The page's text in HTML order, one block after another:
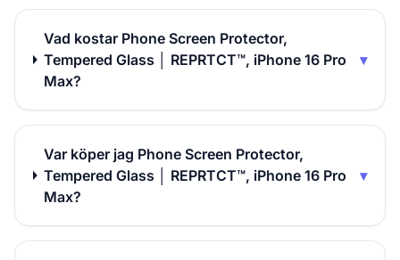
Vad kostar Phone Screen Protector,
Tempered Glass │ REPRTCT™, iPhone 16 Pro
Max?
▾
Var köper jag Phone Screen Protector,
Tempered Glass │ REPRTCT™, iPhone 16 Pro
Max?
▾